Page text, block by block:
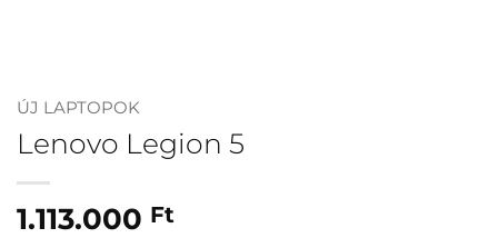
ÚJ LAPTOPOK
Lenovo Legion 5
1.113.000 Ft